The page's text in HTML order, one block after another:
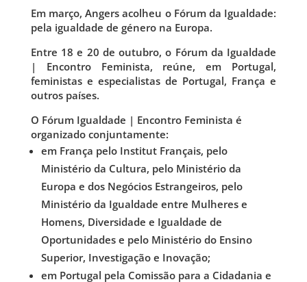
Em março, Angers acolheu o Fórum da Igualdade:
pela igualdade de género na Europa.
Entre 18 e 20 de outubro, o Fórum da Igualdade
| Encontro Feminista, reúne, em Portugal,
feministas e especialistas de Portugal, França e
outros países.
O Fórum Igualdade | Encontro Feminista é
organizado conjuntamente:
em França pelo Institut Français, pelo
Ministério da Cultura, pelo Ministério da
Europa e dos Negócios Estrangeiros, pelo
Ministério da Igualdade entre Mulheres e
Homens, Diversidade e Igualdade de
Oportunidades e pelo Ministério do Ensino
Superior, Investigação e Inovação;
em Portugal pela Comissão para a Cidadania e